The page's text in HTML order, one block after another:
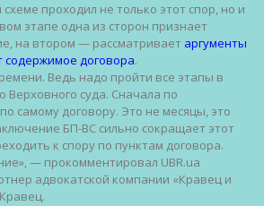
проходил не только этот спор, но и
этапе одна из сторон признает
на втором — рассматривает аргументы
содержимое договора.
Ведь надо пройти все этапы в
суда. Сначала по
самому договору. Это не месяцы, это
БП-ВС сильно сокращает этот
к спору по пунктам договора.
— прокомментировал UBR.ua
адвокатской компании «Кравец и